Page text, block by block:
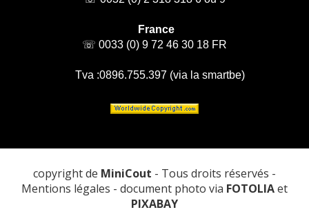
France
☏ 0033 (0) 9 72 46 30 18 FR
Tva :0896.755.397 (via la smartbe)
copyright de MiniCout - Tous droits réservés -
Mentions légales - document photo via FOTOLIAet
PIXABAY